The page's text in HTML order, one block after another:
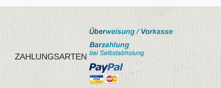
ZAHLUNGSARTEN